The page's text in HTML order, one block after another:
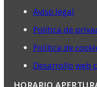
Aviso legal
Política de
Política de
Desarrollo web